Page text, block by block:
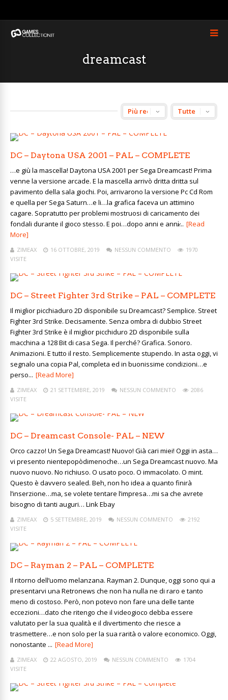
dreamcast
DC – Daytona USA 2001 – PAL – COMPLETE
…e giù la mascella! Daytona USA 2001 per Sega Dreamcast! Prima
venne la versione arcade. E la mascella arrivò dritta dritta sul
pavimento della sala giochi. Poi, arrivarono la versione Pc Cd Rom
e quella per Sega Saturn…e li…la grafica faceva un attimino
cagare. Sopratutto per problemi mostruosi di caricamento dei
fondali durante il gioco stesso. E poi…dopo anni e anni̷... [Read
More]
ZIMEAX 16 OTTOBRE, 2019 NESSUN COMMENTO
1970
VISITE
DC – Street Fighter 3rd Strike – PAL – COMPLETE
Il miglior picchiaduro 2D disponibile su Dreamcast? Semplice. Street
Fighter 3rd Strike. Decisamente. Senza ombra di dubbio Street
Fighter 3rd Strike è il miglior picchiduro 2D disponibile sulla
macchina a 128 Bit di casa Sega. Il perché? Grafica. Sonoro.
Animazioni. E tutto il resto. Semplicemente stupendo. In asta oggi, vi
segnalo una copia Pal, completa ed in buonissime condizioni…e
perso... [Read More]
ZIMEAX 21 SETTEMBRE, 2019 NESSUN COMMENTO
2086
VISITE
DC – Dreamcast Console- PAL – NEW
Orco cazzo! Un Sega Dreamcast! Nuovo! Già cari miei! Oggi in asta…
vi presento nientepopòdimenoche…un Sega Dreamcast nuovo. Ma
nuovo nuovo. No richiuso. O usato poco. O immacolato. O mint.
Questo è davvero sealed. Beh, non ho idea a quanto finirà
l’inserzione…ma, se volete tentare l’impresa…mi sa che avrete
bisogno di tanti auguri… Link Ebay
ZIMEAX 5 SETTEMBRE, 2019 NESSUN COMMENTO
2192
VISITE
DC – Rayman 2 – PAL – COMPLETE
Il ritorno dell’uomo melanzana. Rayman 2. Dunque, oggi sono qui a
presentarvi una Retronews che non ha nulla ne di raro e tanto
meno di costoso. Però, non potevo non fare una delle tante
eccezioni…dato che ritengo che il videogioco debba essere
valutato per la sua qualità e il divertimento che riesce a
trasmettere…e non solo per la sua rarità o valore economico. Oggi,
nonostante ... [Read More]
ZIMEAX 22 AGOSTO, 2019 NESSUN COMMENTO
1704
VISITE